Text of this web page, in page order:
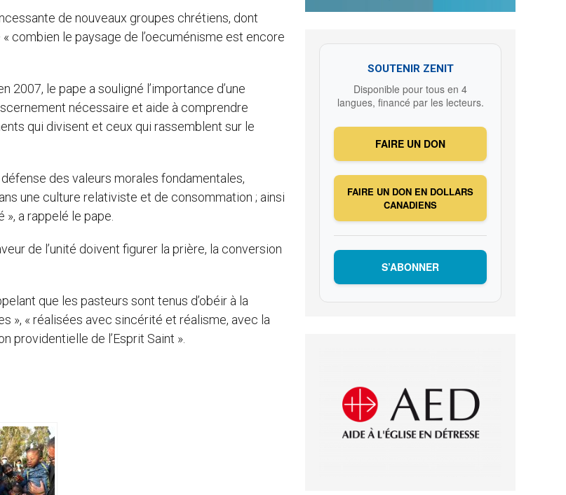
de nouveaux groupes chrétiens, dont
combien le paysage de l’oecuménisme est encore
2007, le pape a souligné l’importance d’une
nécessaire et aide à comprendre
qui divisent et ceux qui rassemblent sur le
des valeurs morales fondamentales,
une culture relativiste et de consommation ; ainsi
a rappelé le pape.
de l’unité doivent figurer la prière, la conversion
que les pasteurs sont tenus d’obéir à la
», « réalisées avec sincérité et réalisme, avec la
providentielle de l’Esprit Saint ».
SOUTENIR ZENIT
Disponible pour tous en 4
langues, financé par les lecteurs.
FAIRE UN DON
FAIRE UN DON EN DOLLARS
CANADIENS
S’ABONNER